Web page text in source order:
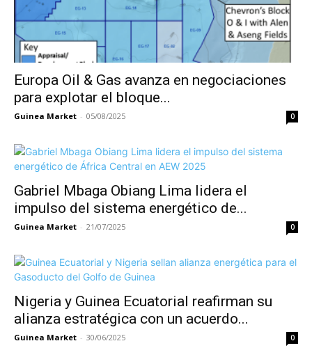
Europa Oil & Gas avanza en negociaciones
para explotar el bloque...
Guinea Market - 05/08/2025 0
Gabriel Mbaga Obiang Lima lidera el
impulso del sistema energético de...
Guinea Market - 21/07/2025 0
Nigeria y Guinea Ecuatorial reafirman su
alianza estratégica con un acuerdo...
Guinea Market - 30/06/2025 0